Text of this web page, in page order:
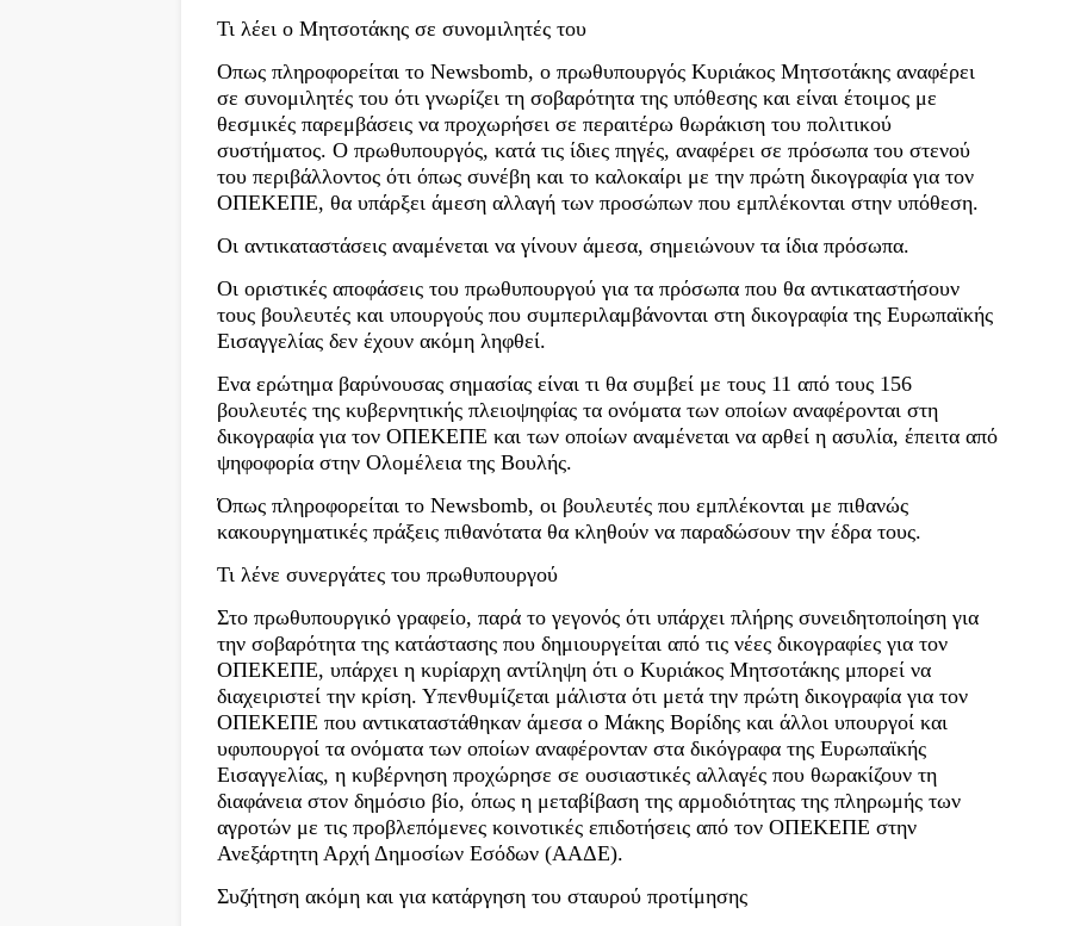
Τι λέει ο Μητσοτάκης σε συνομιλητές του
Οπως πληροφορείται το Newsbomb, ο πρωθυπουργός Κυριάκος Μητσοτάκης αναφέρει
σε συνομιλητές του ότι γνωρίζει τη σοβαρότητα της υπόθεσης και είναι έτοιμος με
θεσμικές παρεμβάσεις να προχωρήσει σε περαιτέρω θωράκιση του πολιτικού
συστήματος. Ο πρωθυπουργός, κατά τις ίδιες πηγές, αναφέρει σε πρόσωπα του στενού
του περιβάλλοντος ότι όπως συνέβη και το καλοκαίρι με την πρώτη δικογραφία για τον
ΟΠΕΚΕΠΕ, θα υπάρξει άμεση αλλαγή των προσώπων που εμπλέκονται στην υπόθεση.
Οι αντικαταστάσεις αναμένεται να γίνουν άμεσα, σημειώνουν τα ίδια πρόσωπα.
Οι οριστικές αποφάσεις του πρωθυπουργού για τα πρόσωπα που θα αντικαταστήσουν
τους βουλευτές και υπουργούς που συμπεριλαμβάνονται στη δικογραφία της Ευρωπαϊκής
Εισαγγελίας δεν έχουν ακόμη ληφθεί.
Ενα ερώτημα βαρύνουσας σημασίας είναι τι θα συμβεί με τους 11 από τους 156
βουλευτές της κυβερνητικής πλειοψηφίας τα ονόματα των οποίων αναφέρονται στη
δικογραφία για τον ΟΠΕΚΕΠΕ και των οποίων αναμένεται να αρθεί η ασυλία, έπειτα από
ψηφοφορία στην Ολομέλεια της Βουλής.
Όπως πληροφορείται το Newsbomb, οι βουλευτές που εμπλέκονται με πιθανώς
κακουργηματικές πράξεις πιθανότατα θα κληθούν να παραδώσουν την έδρα τους.
Τι λένε συνεργάτες του πρωθυπουργού
Στο πρωθυπουργικό γραφείο, παρά το γεγονός ότι υπάρχει πλήρης συνειδητοποίηση για
την σοβαρότητα της κατάστασης που δημιουργείται από τις νέες δικογραφίες για τον
ΟΠΕΚΕΠΕ, υπάρχει η κυρίαρχη αντίληψη ότι ο Κυριάκος Μητσοτάκης μπορεί να
διαχειριστεί την κρίση. Υπενθυμίζεται μάλιστα ότι μετά την πρώτη δικογραφία για τον
ΟΠΕΚΕΠΕ που αντικαταστάθηκαν άμεσα ο Μάκης Βορίδης και άλλοι υπουργοί και
υφυπουργοί τα ονόματα των οποίων αναφέρονταν στα δικόγραφα της Ευρωπαϊκής
Εισαγγελίας, η κυβέρνηση προχώρησε σε ουσιαστικές αλλαγές που θωρακίζουν τη
διαφάνεια στον δημόσιο βίο, όπως η μεταβίβαση της αρμοδιότητας της πληρωμής των
αγροτών με τις προβλεπόμενες κοινοτικές επιδοτήσεις από τον ΟΠΕΚΕΠΕ στην
Ανεξάρτητη Αρχή Δημοσίων Εσόδων (ΑΑΔΕ).
Συζήτηση ακόμη και για κατάργηση του σταυρού προτίμησης